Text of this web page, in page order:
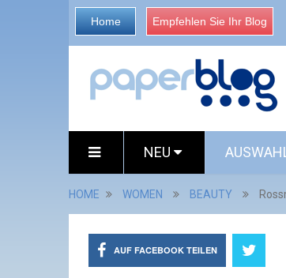
Home Empfehlen Sie Ihr Blog
NEU
HOME WOMEN BEAUTY
AUF FACEBOOK TEILEN